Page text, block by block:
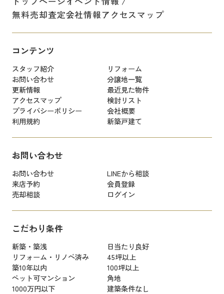
無料売却査定会社情報アクセスマップ
コンテンツ
スタッフ紹介
リフォーム
お問い合わせ
分譲地一覧
更新情報
最近見た物件
アクセスマップ
検討リスト
プライバシーポリシー
会社概要
利用規約
新築戸建て
お問い合わせ
お問い合わせ
LINEから相談
来店予約
会員登録
売却相談
ログイン
こだわり条件
新築・築浅
日当たり良好
リフォーム・リノベ済み
45坪以上
築10年以内
100坪以上
ペット可マンション
角地
1000万円以下
建築条件なし